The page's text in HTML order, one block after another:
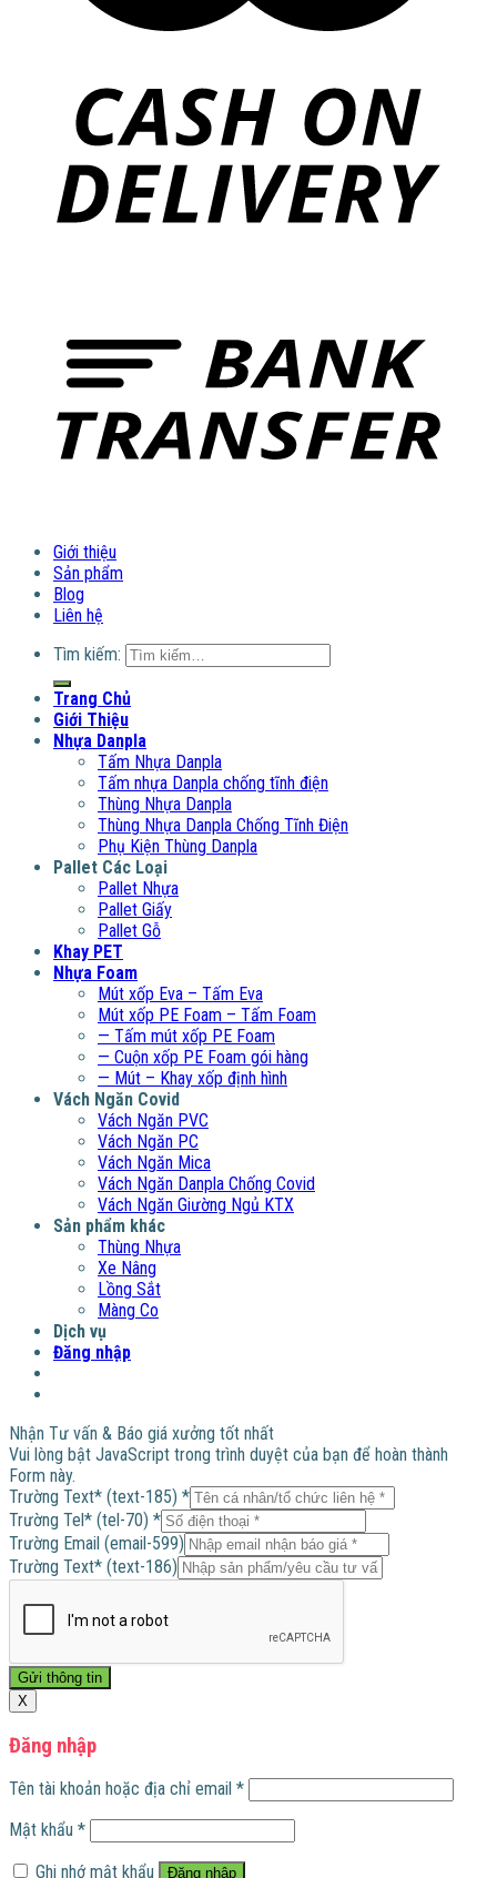
Giới thiệu
Sản phẩm
Blog
Liên hệ
Tìm kiếm:
Trang Chủ
Giới Thiệu
Nhựa Danpla
Tấm Nhựa Danpla
Tấm nhựa Danpla chống tĩnh điện
Thùng Nhựa Danpla
Thùng Nhựa Danpla Chống Tĩnh Điện
Phụ Kiện Thùng Danpla
Pallet Các Loại
Pallet Nhựa
Pallet Giấy
Pallet Gỗ
Khay PET
Nhựa Foam
Mút xốp Eva – Tấm Eva
Mút xốp PE Foam – Tấm Foam
— Tấm mút xốp PE Foam
— Cuộn xốp PE Foam gói hàng
— Mút – Khay xốp định hình
Vách Ngăn Covid
Vách Ngăn PVC
Vách Ngăn PC
Vách Ngăn Mica
Vách Ngăn Danpla Chống Covid
Vách Ngăn Giường Ngủ KTX
Sản phẩm khác
Thùng Nhựa
Xe Nâng
Lồng Sắt
Màng Co
Dịch vụ
Đăng nhập
Nhận Tư vấn & Báo giá xưởng tốt nhất
Vui lòng bật JavaScript trong trình duyệt của bạn để hoàn thành
Form này.
Trường Text* (text-185) *
(text-
186)
Trường
Trường
Trường Tel* (tel-70) *
Trường Email (email-599)
Trường Text* (text-186)
Gửi thông tin
X
Đăng nhập
Tên tài khoản hoặc địa chỉ email *
Mật khẩu *
Ghi nhớ mật khẩu
Đăng nhập